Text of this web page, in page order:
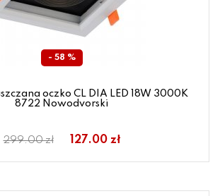
- 58 %
oczko CL DIA LED 18W 3000K
8722 Nowodvorski
299.00 zł 127.00 zł